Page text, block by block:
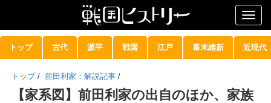
トップ 古代 源平 戦国 江戸 幕末維新 近現代
トップ / 前田利家：解説記事 /
【家系図】前田利家の出自のほか、家族